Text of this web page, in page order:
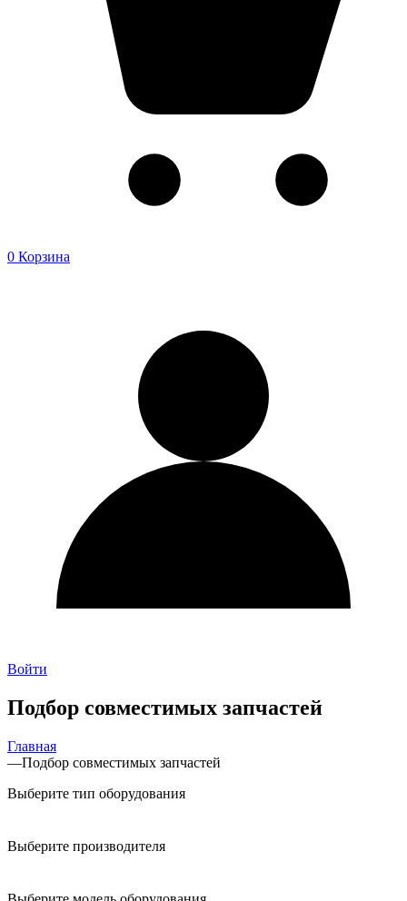
0 Корзина
Войти
Подбор совместимых запчастей
Главная
—Подбор совместимых запчастей
Выберите тип оборудования
Выберите производителя